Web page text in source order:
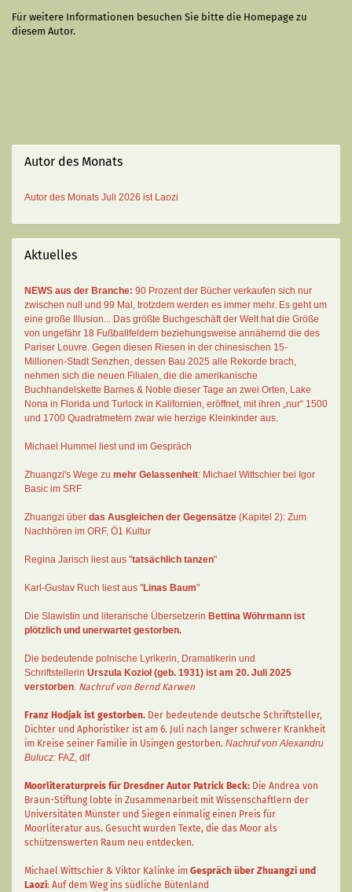
Für weitere Informationen besuchen Sie bitte die Homepage zu
diesem Autor.
Autor des Monats
Autor des Monats Juli 2026 ist Laozi
Aktuelles
NEWS aus der Branche: 90 Prozent der Bücher verkaufen sich nur
zwischen null und 99 Mal , trotzdem werden es immer mehr. Es geht um
eine große Illusion... Das größte Buchgeschäft der Welt hat die Größe
von ungefähr 18 Fußballfeldern beziehungsweise annähernd die des
Pariser Louvre. Gegen diesen Riesen in der chinesischen 15-
Millionen-Stadt Senzhen, dessen Bau 2025 alle Rekorde brach,
nehmen sich die neuen Filialen, die die amerikanische
Buchhandelskette Barnes & Noble dieser Tage an zwei Orten, Lake
Nona in Florida und Turlock in Kalifornien, eröffnet, mit ihren „nur“ 1500
und 1700 Quadratmetern zwar wie herzige Kleinkinder aus.
Michael Hummel liest und im Gespräch
Zhuangzi's Wege zu mehr Gelassenheit: Michael Wittschier bei Igor
Basic im SRF
Zhuangzi über das Ausgleichen der Gegensätze (Kapitel 2): Zum
Nachhören im ORF, Ö1 Kultur
Regina Jarisch liest aus "tatsächlich tanzen"
Karl-Gustav Ruch liest aus "Linas Baum"
Die Slawistin und literarische Übersetzerin Bettina Wöhrmann ist
plötzlich und unerwartet gestorben.
Die bedeutende polnische Lyrikerin, Dramatikerin und
Schriftstellerin Urszula Kozioł (geb. 1931) ist am 20. Juli 2025
verstorben. Nachruf von Bernd Karwen
Franz Hodjak ist gestorben. Der bedeutende deutsche Schriftsteller,
Dichter und Aphoristiker ist am 6. Juli nach langer schwerer Krankheit
im Kreise seiner Familie in Usingen gestorben. Nachruf von Alexandru
Bulucz: FAZ, dlf
Moorliteraturpreis für Dresdner Autor Patrick Beck: Die Andrea von
Braun-Stiftung lobte in Zusammenarbeit mit Wissenschaftlern der
Universitäten Münster und Siegen einmalig einen Preis für
Moorliteratur aus. Gesucht wurden Texte, die das Moor als
schützenswerten Raum neu entdecken.
Michael Wittschier & Viktor Kalinke im Gespräch über Zhuangzi und
Laozi: Auf dem Weg ins südliche Bütenland